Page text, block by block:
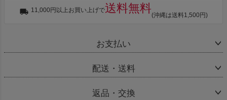
11,000円以上お買い上げで送料無料
(沖縄は送料1,500円)
お支払い
配送・送料
返品・交換